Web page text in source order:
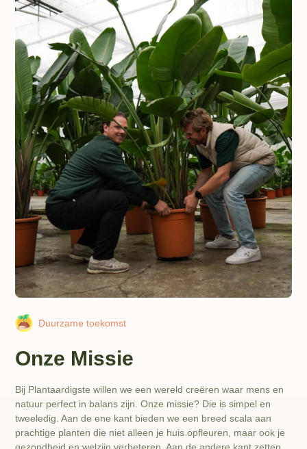
Duurzame toekomst
Onze Missie
Bij Plantaardigste willen we een wereld creëren waar mens en
natuur perfect in balans zijn. Onze missie? Die is simpel en
tweeledig. Aan de ene kant bieden we een breed scala aan
prachtige planten die niet alleen je huis opfleuren, maar ook je